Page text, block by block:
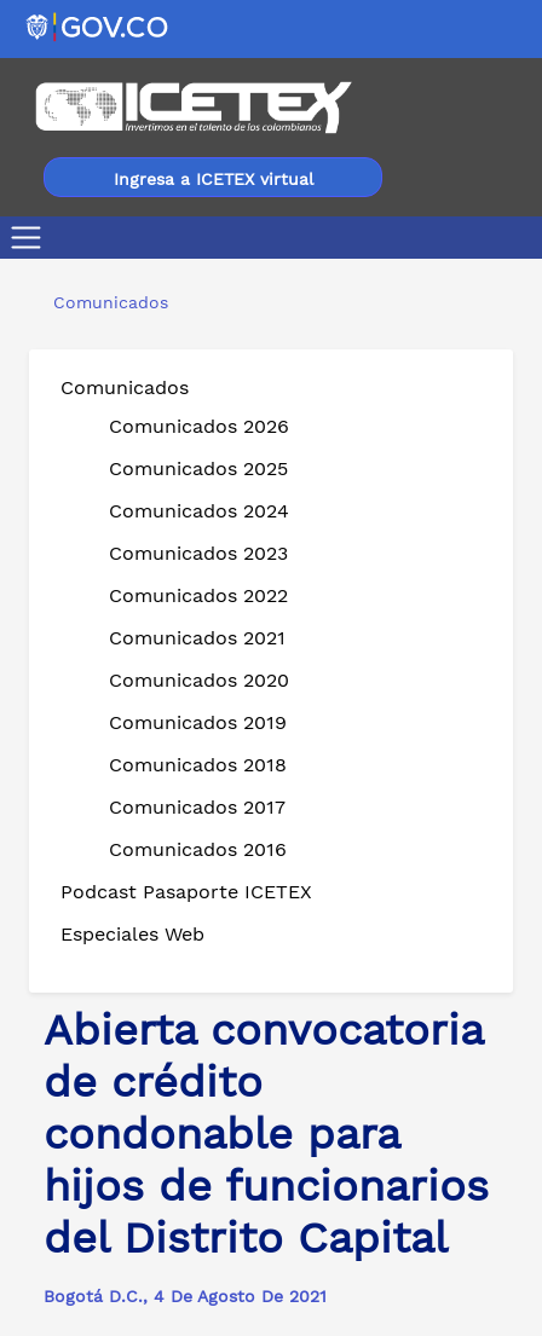
Ingresa a ICETEX virtual
Comunicados
Comunicados
Comunicados 2026
Comunicados 2025
Comunicados 2024
Comunicados 2023
Comunicados 2022
Comunicados 2021
Comunicados 2020
Comunicados 2019
Comunicados 2018
Comunicados 2017
Comunicados 2016
Podcast Pasaporte ICETEX
Especiales Web
Abierta convocatoria
de crédito
condonable para
hijos de funcionarios
del Distrito Capital
Bogotá D.C., 4 De Agosto De 2021